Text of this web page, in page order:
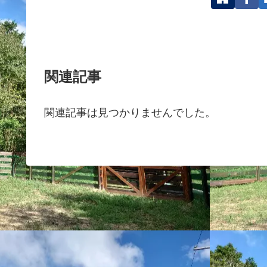
関連記事
関連記事は見つかりませんでした。